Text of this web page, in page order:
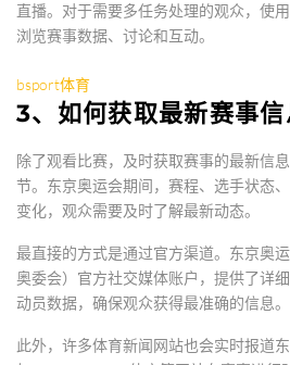
直播。对于需要多任务处理的观众，使
浏览赛事数据、讨论和互动。
bsport体育
3、如何获取最新赛事信
除了观看比赛，及时获取赛事的最新信
节。东京奥运会期间，赛程、选手状态
变化，观众需要及时了解最新动态。
最直接的方式是通过官方渠道。东京奥
奥委会）官方社交媒体账户，提供了详
动员数据，确保观众获得最准确的信息。
此外，许多体育新闻网站也会实时报道